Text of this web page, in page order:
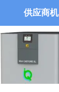
供应商机